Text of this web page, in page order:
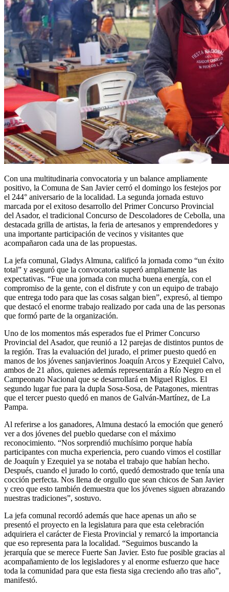
Con una multitudinaria convocatoria y un balance ampliamente
positivo, la Comuna de San Javier cerró el domingo los festejos por
el 244° aniversario de la localidad. La segunda jornada estuvo
marcada por el exitoso desarrollo del Primer Concurso Provincial
del Asador, el tradicional Concurso de Descoladores de Cebolla, una
destacada grilla de artistas, la feria de artesanos y emprendedores y
una importante participación de vecinos y visitantes que
acompañaron cada una de las propuestas.
La jefa comunal, Gladys Almuna, calificó la jornada como “un éxito
total” y aseguró que la convocatoria superó ampliamente las
expectativas. “Fue una jornada con mucha buena energía, con el
compromiso de la gente, con el disfrute y con un equipo de trabajo
que entrega todo para que las cosas salgan bien”, expresó, al tiempo
que destacó el enorme trabajo realizado por cada una de las personas
que formó parte de la organización.
Uno de los momentos más esperados fue el Primer Concurso
Provincial del Asador, que reunió a 12 parejas de distintos puntos de
la región. Tras la evaluación del jurado, el primer puesto quedó en
manos de los jóvenes sanjavierinos Joaquín Arcos y Ezequiel Calvo,
ambos de 21 años, quienes además representarán a Río Negro en el
Campeonato Nacional que se desarrollará en Miguel Riglos. El
segundo lugar fue para la dupla Sosa-Sosa, de Patagones, mientras
que el tercer puesto quedó en manos de Galván-Martínez, de La
Pampa.
Al referirse a los ganadores, Almuna destacó la emoción que generó
ver a dos jóvenes del pueblo quedarse con el máximo
reconocimiento. “Nos sorprendió muchísimo porque había
participantes con mucha experiencia, pero cuando vimos el costillar
de Joaquín y Ezequiel ya se notaba el trabajo que habían hecho.
Después, cuando el jurado lo cortó, quedó demostrado que tenía una
cocción perfecta. Nos llena de orgullo que sean chicos de San Javier
y creo que esto también demuestra que los jóvenes siguen abrazando
nuestras tradiciones”, sostuvo.
La jefa comunal recordó además que hace apenas un año se
presentó el proyecto en la legislatura para que esta celebración
adquiriera el carácter de Fiesta Provincial y remarcó la importancia
que eso representa para la localidad. “Seguimos buscando la
jerarquía que se merece Fuerte San Javier. Esto fue posible gracias al
acompañamiento de los legisladores y al enorme esfuerzo que hace
toda la comunidad para que esta fiesta siga creciendo año tras año”,
manifestó.